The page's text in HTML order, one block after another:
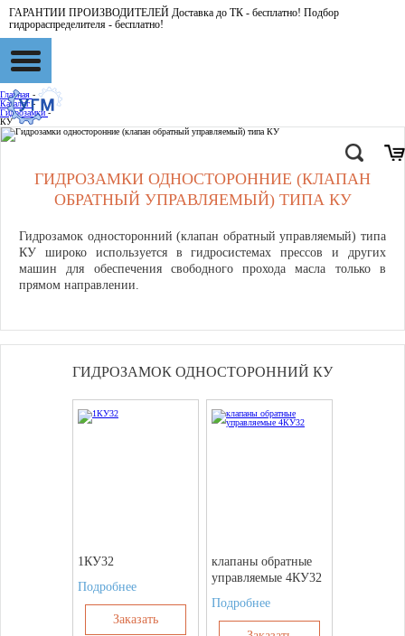
ГАРАНТИИ ПРОИЗВОДИТЕЛЕЙ Доставка до ТК - бесплатно! Подбор
гидрораспределителя - бесплатно!
Главная -
Каталог -
Гидрозамки -
КУ
ГИДРОЗАМКИ ОДНОСТОРОННИЕ (КЛАПАН
ОБРАТНЫЙ УПРАВЛЯЕМЫЙ) ТИПА КУ
Гидрозамок односторонний (клапан обратный управляемый) типа
КУ широко используется в гидросистемах прессов и других
машин для обеспечения свободного прохода масла только в
прямом направлении.
ГИДРОЗАМОК ОДНОСТОРОННИЙ КУ
1КУ32
Подробнее
Заказать
клапаны обратные
управляемые 4КУ32
Подробнее